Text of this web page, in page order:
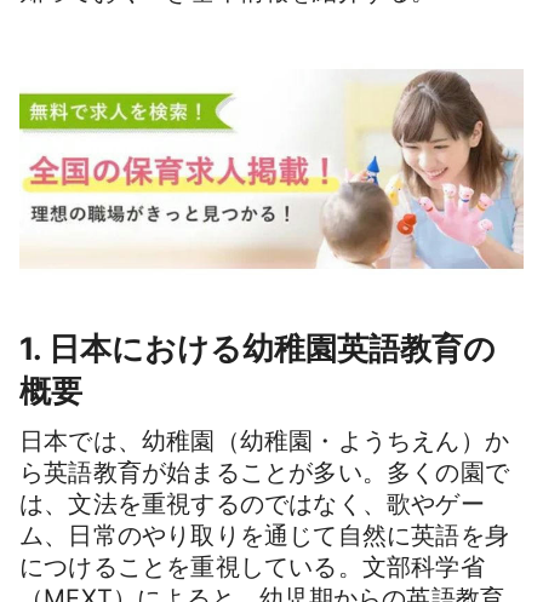
1. 日本における幼稚園英語教育の
概要
日本では、幼稚園（幼稚園・ようちえん）か
ら英語教育が始まることが多い。多くの園で
は、文法を重視するのではなく、歌やゲー
ム、日常のやり取りを通じて自然に英語を身
につけることを重視している。文部科学省